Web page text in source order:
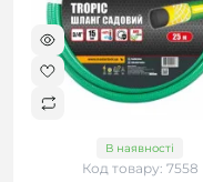
В наявності
Код товару: 7558